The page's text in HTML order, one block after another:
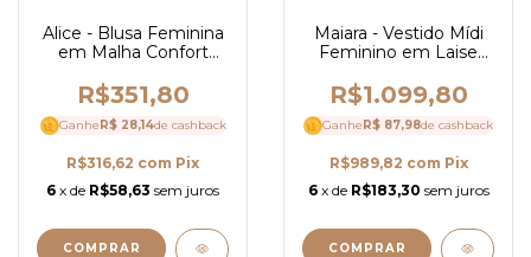
Alice - Blusa Feminina
em Malha Confort
Guipir Floral Elegante -
Ref 4063
R$351,80
GanheR$ 28,14de cashback
R$316,62 com Pix
6 x de R$58,63 sem juros
COMPRAR
Maiara - Vestido Mídi
Feminino em Laise
Babados, Entremeios
e Decote V - Ref 4303
R$1.099,80
GanheR$ 87,98de cashback
R$989,82 com Pix
6 x de R$183,30 sem juros
COMPRAR